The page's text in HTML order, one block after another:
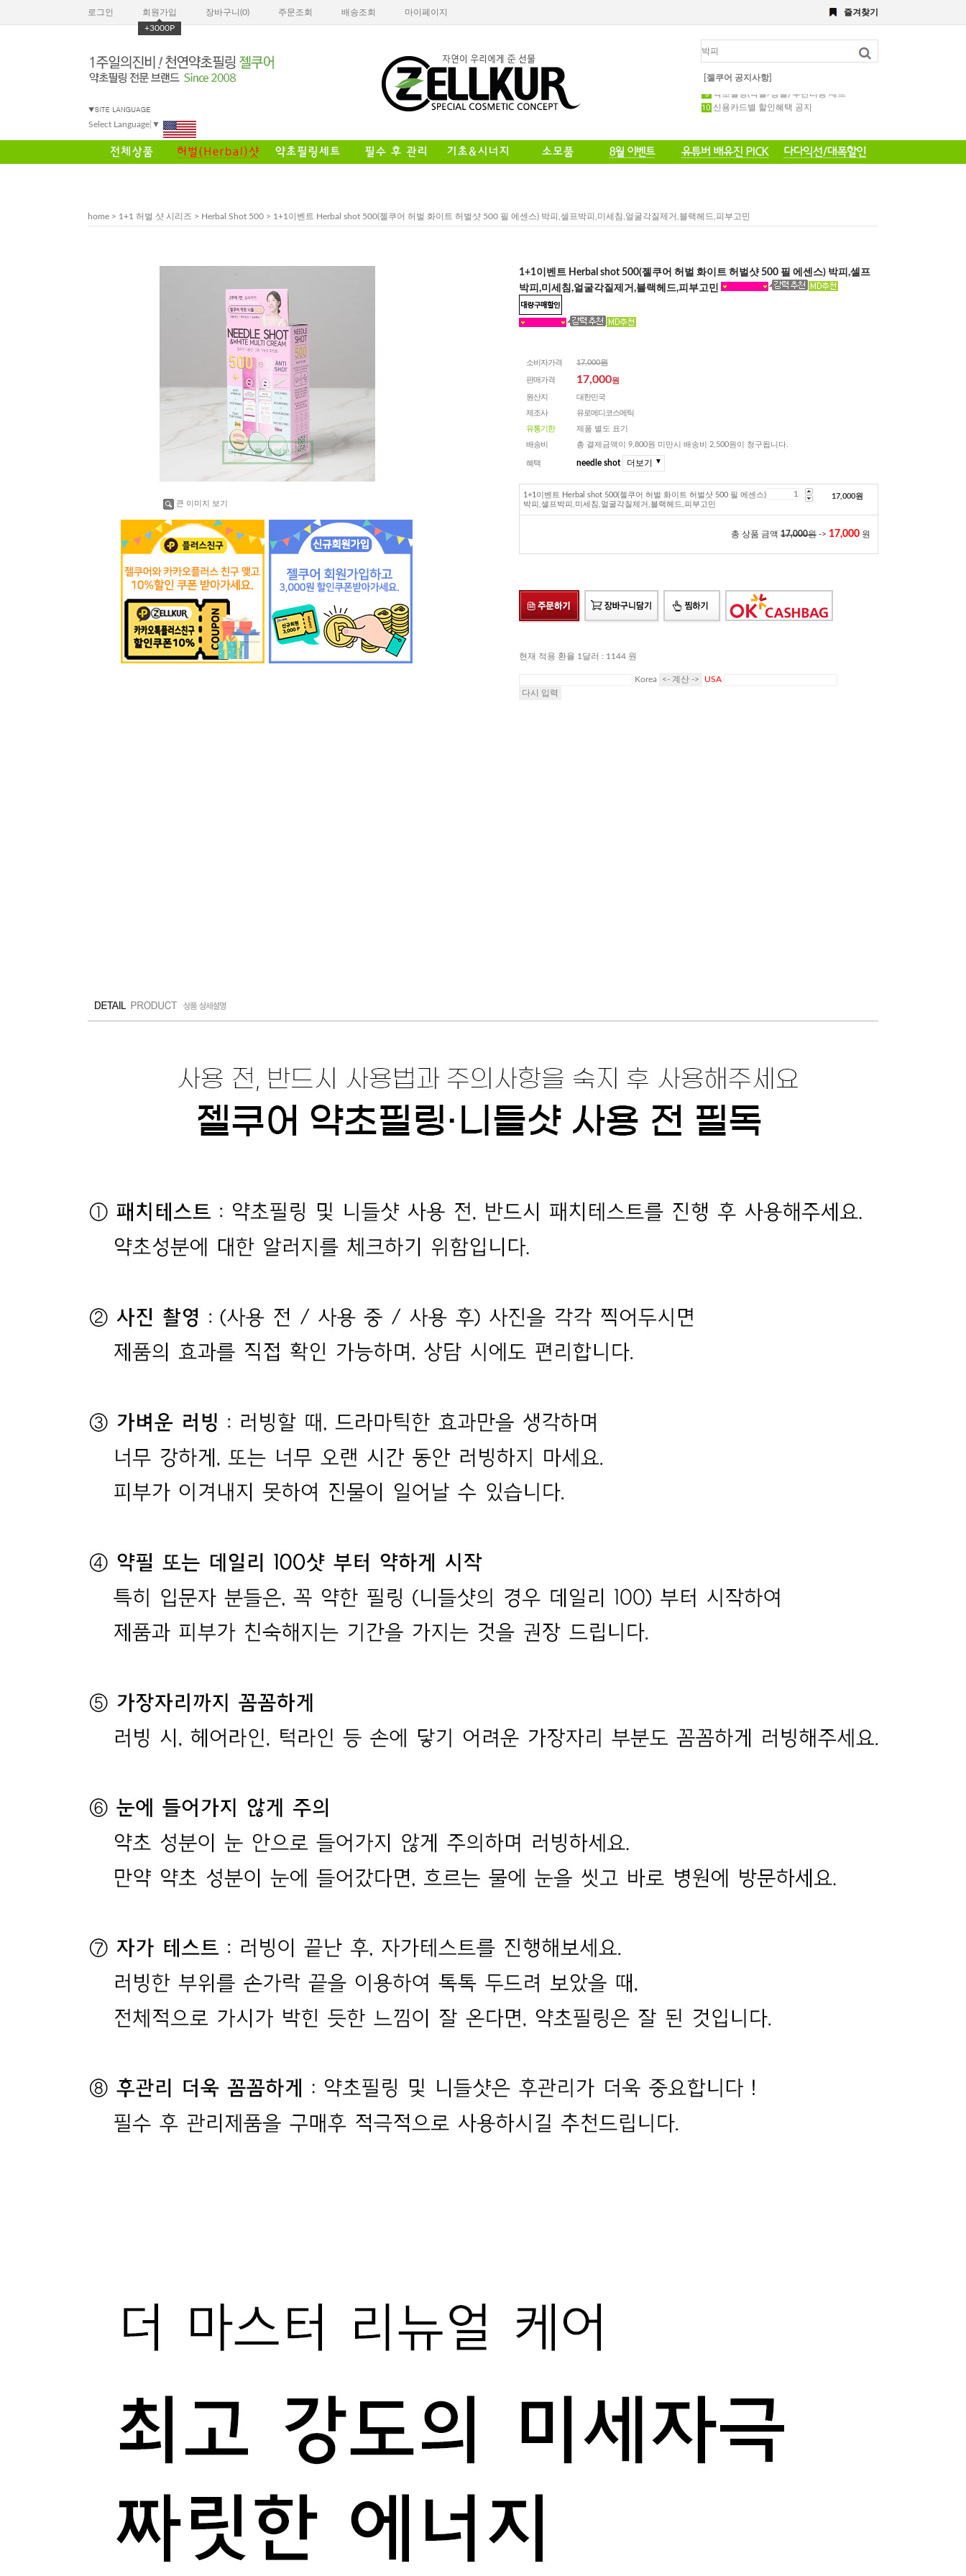
Select Language ▼
[젤쿠어 공지사항]
포토 후기 작성 요령 공지
8월 이벤트공지
약초필링(약필/강필) 후관리용 세트
신용카드별 할인혜택 공지
로그인 회원가입
+3000P
장바구니(0) 주문조회 배송조회 마이페이지 즐겨찾기
home > 1+1 허벌 샷 시리즈 > Herbal Shot 500 > 1+1이벤트 Herbal shot 500(젤쿠어 허벌 화이트 허벌샷 500 필 에센스) 박피,셀프박피,미세침,얼굴각질제거,블랙헤드,피부고민
마우스를 올려보세요
큰 이미지 보기
1+1이벤트 Herbal shot 500(젤쿠어 허벌 화이트 허벌샷 500 필 에센스) 박피,셀프
박피,미세침,얼굴각질제거,블랙헤드,피부고민
소비자가격 17,000원
판매가격 17,000원
원산지
대한민국
제조사
유로메디코스메틱
유통기한
제품 별도 표기
배송비
총 결제금액이 9,800원 미만시 배송비 2,500원이 청구됩니다.
혜택 needle shot 더보기 ▼
1+1이벤트 Herbal shot 500(젤쿠어 허벌 화이트 허벌샷 500 필 에센스)
박피,셀프박피,미세침,얼굴각질제거,블랙헤드,피부고민
17,000원
총 상품 금액 17,000원 -> 17,000 원
현재 적용 환율 1달러 : 1144 원
Korea USA